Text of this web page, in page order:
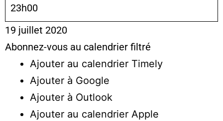
23h00
19 juillet 2020
Abonnez-vous au calendrier filtré
Ajouter au calendrier Timely
Ajouter à Google
Ajouter à Outlook
Ajouter au calendrier Apple